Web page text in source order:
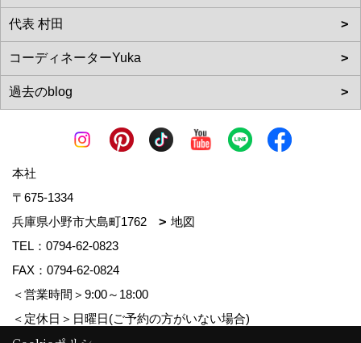
本社
〒675-1334
兵庫県小野市大島町1762
地図
TEL： 0794-62-0823
FAX：0794-62-0824
＜営業時間＞9:00～18:00
＜定休日＞日曜日(ご予約の方がいない場合)